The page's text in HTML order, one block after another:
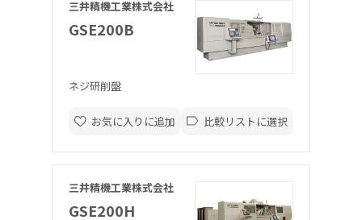
三井精機工業株式会社
GSE200B
ネジ研削盤
お気に入りに追加 比較リストに選択
三井精機工業株式会社
GSE200H